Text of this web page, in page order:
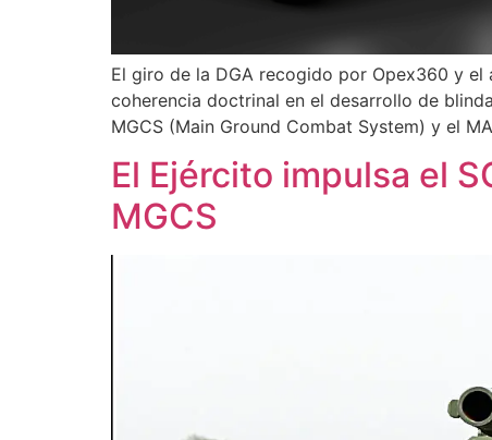
El giro de la DGA recogido por Opex360 y el
coherencia doctrinal en el desarrollo de
MGCS (Main Ground Combat System) y el
El Ejército impulsa el
MGCS